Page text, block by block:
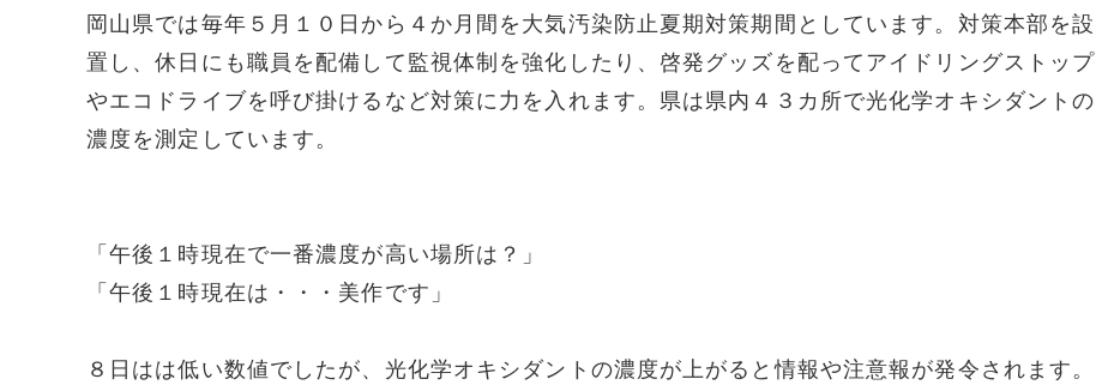
岡山県では毎年５月１０日から４か月間を大気汚染防止夏期対策期間としています。対策本部を設
置し、休日にも職員を配備して監視体制を強化したり、啓発グッズを配ってアイドリングストップ
やエコドライブを呼び掛けるなど対策に力を入れます。県は県内４３カ所で光化学オキシダントの
濃度を測定しています。
「午後１時現在で一番濃度が高い場所は？」
「午後１時現在は・・・美作です」
８日はは低い数値でしたが、光化学オキシダントの濃度が上がると情報や注意報が発令されます。